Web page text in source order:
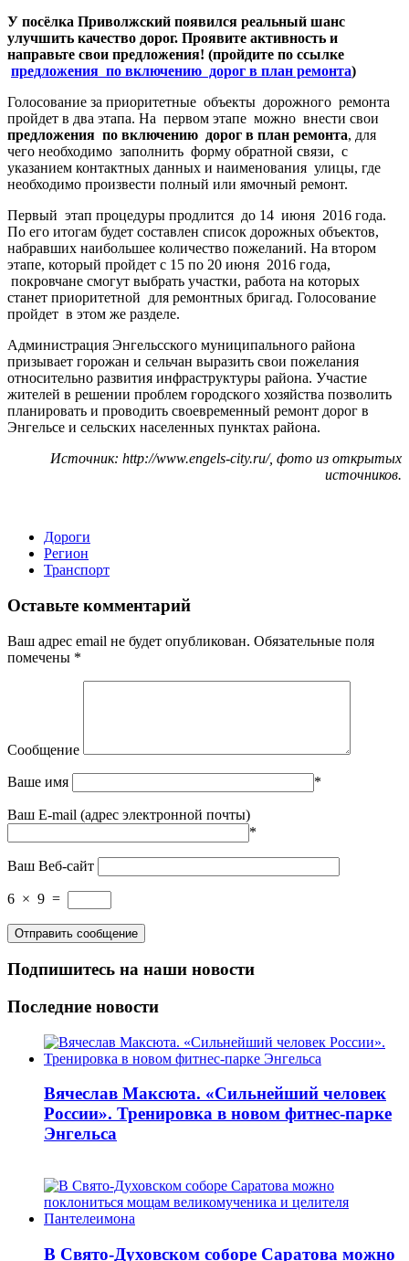
У посёлка Приволжский появился реальный шанс
улучшить качество дорог. Проявите активность и
направьте свои предложения! (пройдите по ссылке
предложения по включению дорог в план ремонта)
Голосование за приоритетные объекты дорожного ремонта
пройдет в два этапа. На первом этапе можно внести свои
предложения по включению дорог в план ремонта, для
чего необходимо заполнить форму обратной связи, с
указанием контактных данных и наименования улицы, где
необходимо произвести полный или ямочный ремонт.
Первый этап процедуры продлится до 14 июня 2016 года.
По его итогам будет составлен список дорожных объектов,
набравших наибольшее количество пожеланий. На втором
этапе, который пройдет с 15 по 20 июня 2016 года,
покровчане смогут выбрать участки, работа на которых
станет приоритетной для ремонтных бригад. Голосование
пройдет в этом же разделе.
Администрация Энгельсского муниципального района
призывает горожан и сельчан выразить свои пожелания
относительно развития инфраструктуры района. Участие
жителей в решении проблем городского хозяйства позволить
планировать и проводить своевременный ремонт дорог в
Энгельсе и сельских населенных пунктах района.
Источник: http://www.engels-city.ru/, фото из открытых
источников.
Дороги
Регион
Транспорт
Оставьте комментарий
Ваш адрес email не будет опубликован. Обязательные поля
помечены *
Сообщение
Ваше имя *
Ваш E-mail (адрес электронной почты)
*
Ваш Веб-сайт
6 × 9 =
Подпишитесь на наши новости
Последние новости
Вячеслав Максюта. «Сильнейший человек
России». Тренировка в новом фитнес-парке
Энгельса
В Свято-Духовском соборе Саратова можно